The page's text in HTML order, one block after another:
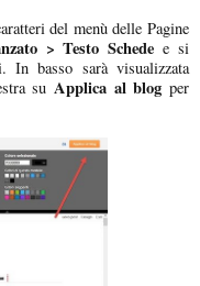
del menù delle Pagine
> Testo Schede e si
In basso sarà visualizzata
su Applica al blog per